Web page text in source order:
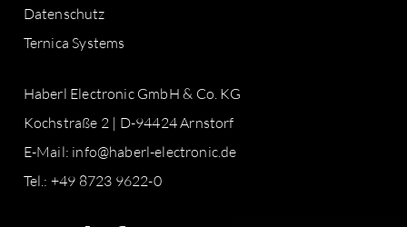
Datenschutz
Ternica Systems
Haberl Electronic GmbH & Co. KG
Kochstraße 2 | D-94424 Arnstorf
E-Mail: info@haberl-electronic.de
Tel.: +49 8723 9622-0